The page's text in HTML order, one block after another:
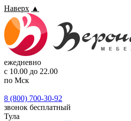
Наверх ▲
ежедневно
с 10.00 до 22.00
по Мск
8 (800) 700-30-92
звонок бесплатный
Тула